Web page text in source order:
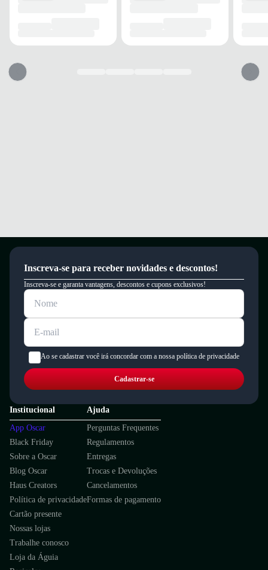
Esse tênis vai servir?
2. Faça o pedido e prove
3. Troca Grátis
Academia Corrida Leve Confortável Respirável Esportivo
Quais os benefícios de escolher esse modelo?
Tecido respirável que mantém os pés frescos durante o treino.
Solado de borracha com alta aderência para estabilidade segura.
Palmilha de espuma que absorve impactos e protege as articulações.
Conforto e segurança para você se movimentar com liberdade e proteção.
Garantia
Este produto possui uma garantia contra defeitos de fabricação válida por
Inscreva-se para receber novidades e descontos!
Inscreva-se e garanta vantagens, descontos e cupons exclusivos!
Ao se cadastrar você irá concordar com a nossa política de privacidade
Cadastrar-se
Institucional
App Oscar
Black Friday
Sobre a Oscar
Blog Oscar
Haus Creators
Política de privacidade
Cartão presente
Nossas lojas
Trabalhe conosco
Loja da Águia
Ajuda
Perguntas Frequentes
Regulamentos
Entregas
Trocas e Devoluções
Cancelamentos
Formas de pagamento